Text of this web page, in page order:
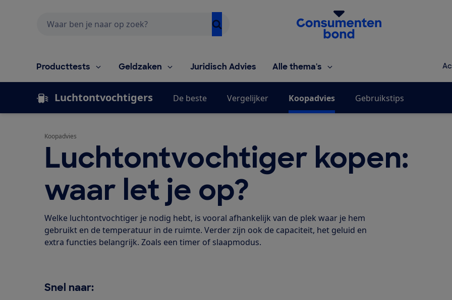
Homepage van de Consumentenbond
Producttests Geldzaken Juridisch Advies Alle thema's
Luchtontvochtigers De beste Vergelijker Koopadvies Gebruikstips
Koopadvies
Luchtontvochtiger kopen:
waar let je op?
Welke luchtontvochtiger je nodig hebt, is vooral afhankelijk van de plek waar je hem
gebruikt en de temperatuur in de ruimte. Verder zijn ook de capaciteit, het geluid en
extra functies belangrijk. Zoals een timer of slaapmodus.
Snel naar: